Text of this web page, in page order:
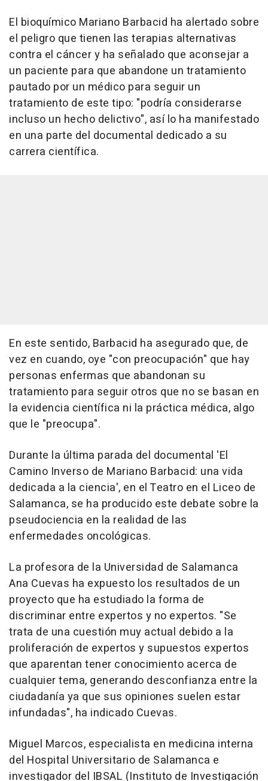
El bioquímico Mariano Barbacid ha alertado sobre
el peligro que tienen las terapias alternativas
contra el cáncer y ha señalado que aconsejar a
un paciente para que abandone un tratamiento
pautado por un médico para seguir un
tratamiento de este tipo: "podría considerarse
incluso un hecho delictivo", así lo ha manifestado
en una parte del documental dedicado a su
carrera científica.
En este sentido, Barbacid ha asegurado que, de
vez en cuando, oye "con preocupación" que hay
personas enfermas que abandonan su
tratamiento para seguir otros que no se basan en
la evidencia científica ni la práctica médica, algo
que le "preocupa".
Durante la última parada del documental 'El
Camino Inverso de Mariano Barbacid: una vida
dedicada a la ciencia', en el Teatro en el Liceo de
Salamanca, se ha producido este debate sobre la
pseudociencia en la realidad de las
enfermedades oncológicas.
La profesora de la Universidad de Salamanca
Ana Cuevas ha expuesto los resultados de un
proyecto que ha estudiado la forma de
discriminar entre expertos y no expertos. "Se
trata de una cuestión muy actual debido a la
proliferación de expertos y supuestos expertos
que aparentan tener conocimiento acerca de
cualquier tema, generando desconfianza entre la
ciudadanía ya que sus opiniones suelen estar
infundadas", ha indicado Cuevas.
Miguel Marcos, especialista en medicina interna
del Hospital Universitario de Salamanca e
investigador del IBSAL (Instituto de Investigación